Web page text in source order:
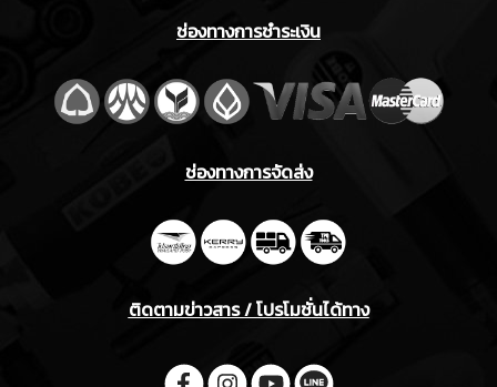
ช่องทางการชำระเงิน
ช่องทางการจัดส่ง
ติดตามข่าวสาร / โปรโมชั่นได้ทาง